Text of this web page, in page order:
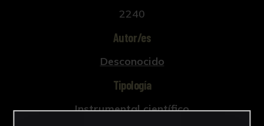
2240
Autor/es
Desconocido
Tipología
Instrumental científico